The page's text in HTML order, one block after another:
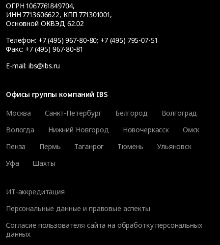
ОГРН 1067761849704,
ИНН 7713606622, КПП 771301001,
Основной ОКВЭД 62.02
Телефон: +7 (495) 967-80-80; +7 (495) 795-07-51
Факс: +7 (495) 967-80-81
E-mail: ibs@ibs.ru
Офисы группы компаний IBS
Москва
Санкт-Петербург Белгород
Волгоград
Вологда
Нижний Новгород Новочеркасск
Омск
Пенза
Пермь Таганрог Тюмень
Ульяновск
Уфа
Шахты
ИТ-аккредитация
Персональные данные и правовые аспекты
Согласие пользователя сайта на обработку персональных
данных